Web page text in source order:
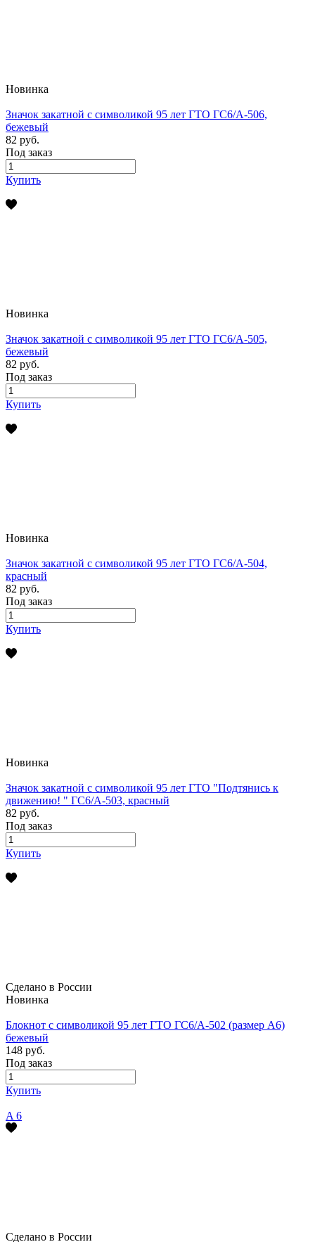
Новинка
Значок закатной с символикой 95 лет ГТО ГС6/А-506,
бежевый
82 руб.
Под заказ
Купить
Новинка
Значок закатной с символикой 95 лет ГТО ГС6/А-505,
бежевый
82 руб.
Под заказ
Купить
Новинка
Значок закатной с символикой 95 лет ГТО ГС6/А-504,
красный
82 руб.
Под заказ
Купить
Новинка
Значок закатной с символикой 95 лет ГТО "Подтянись к
движению! " ГС6/А-503, красный
82 руб.
Под заказ
Купить
Сделано в России
Новинка
Блокнот с символикой 95 лет ГТО ГС6/А-502 (размер А6)
бежевый
148 руб.
Под заказ
Купить
A 6
Сделано в России